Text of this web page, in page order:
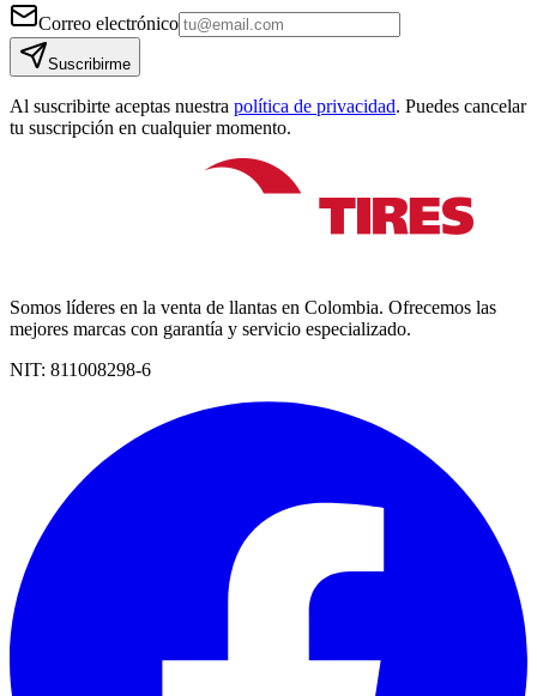
Correo electrónico
Suscribirme
Al suscribirte aceptas nuestra política de privacidad. Puedes cancelar
tu suscripción en cualquier momento.
Somos líderes en la venta de llantas en Colombia. Ofrecemos las
mejores marcas con garantía y servicio especializado.
NIT: 811008298-6